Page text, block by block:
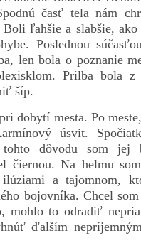
časť tela nám
ľahšie a slabšie,
Poslednou
len bola o poznanie
Prilba bola z
šíp.
dobytí mesta. Po
úsvit.
dôvodu som jej
čiernou. Na helmu
a tajomnom,
bojovníka. Chcel
mohlo to odradiť
ďalším